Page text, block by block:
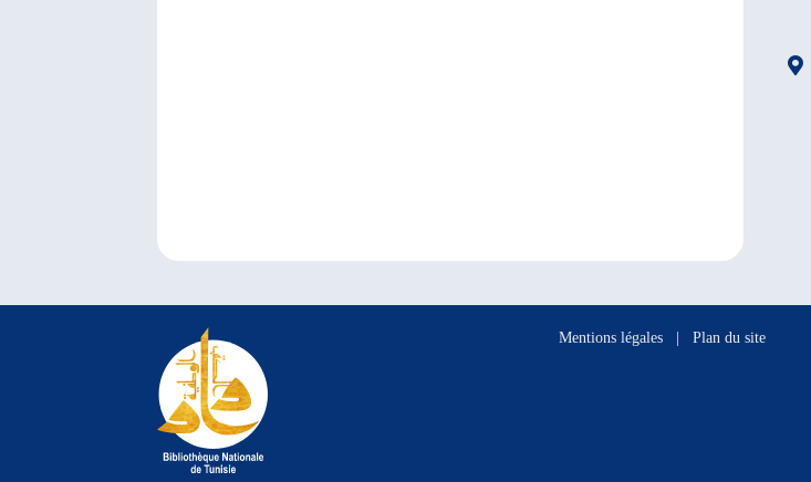
Mentions légales Plan du site